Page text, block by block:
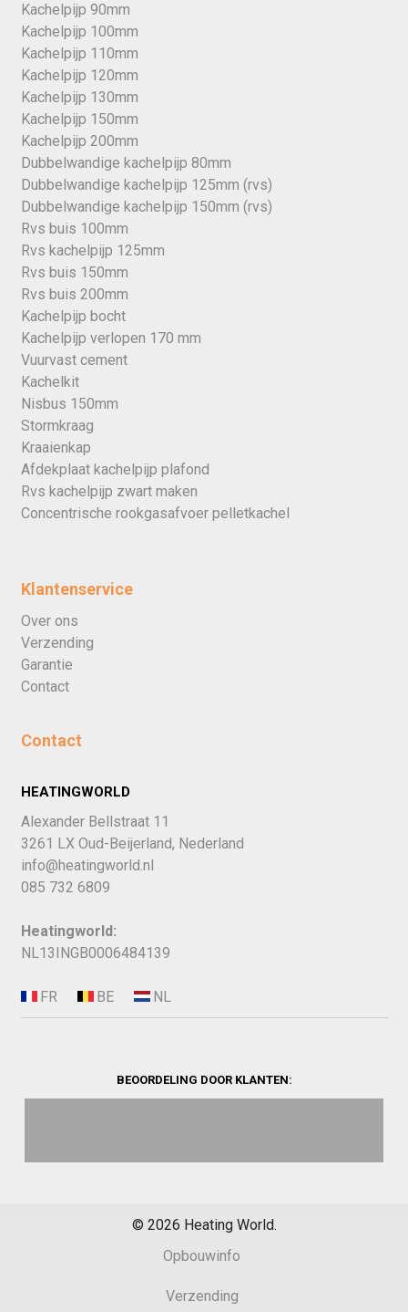
Kachelpijp 90mm
Kachelpijp 100mm
Kachelpijp 110mm
Kachelpijp 120mm
Kachelpijp 130mm
Kachelpijp 150mm
Kachelpijp 200mm
Dubbelwandige kachelpijp 80mm
Dubbelwandige kachelpijp 125mm (rvs)
Dubbelwandige kachelpijp 150mm (rvs)
Rvs buis 100mm
Rvs kachelpijp 125mm
Rvs buis 150mm
Rvs buis 200mm
Kachelpijp bocht
Kachelpijp verlopen 170 mm
Vuurvast cement
Kachelkit
Nisbus 150mm
Stormkraag
Kraaienkap
Afdekplaat kachelpijp plafond
Rvs kachelpijp zwart maken
Concentrische rookgasafvoer pelletkachel
Klantenservice
Over ons
Verzending
Garantie
Contact
Contact
HEATINGWORLD
Alexander Bellstraat 11
3261 LX Oud-Beijerland, Nederland
info@heatingworld.nl
085 732 6809
Heatingworld:
NL13INGB0006484139
BEOORDELING DOOR KLANTEN:
© 2026 Heating World.
Opbouwinfo
Verzending